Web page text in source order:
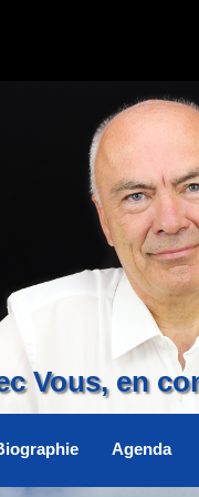
Vous, en
Agenda